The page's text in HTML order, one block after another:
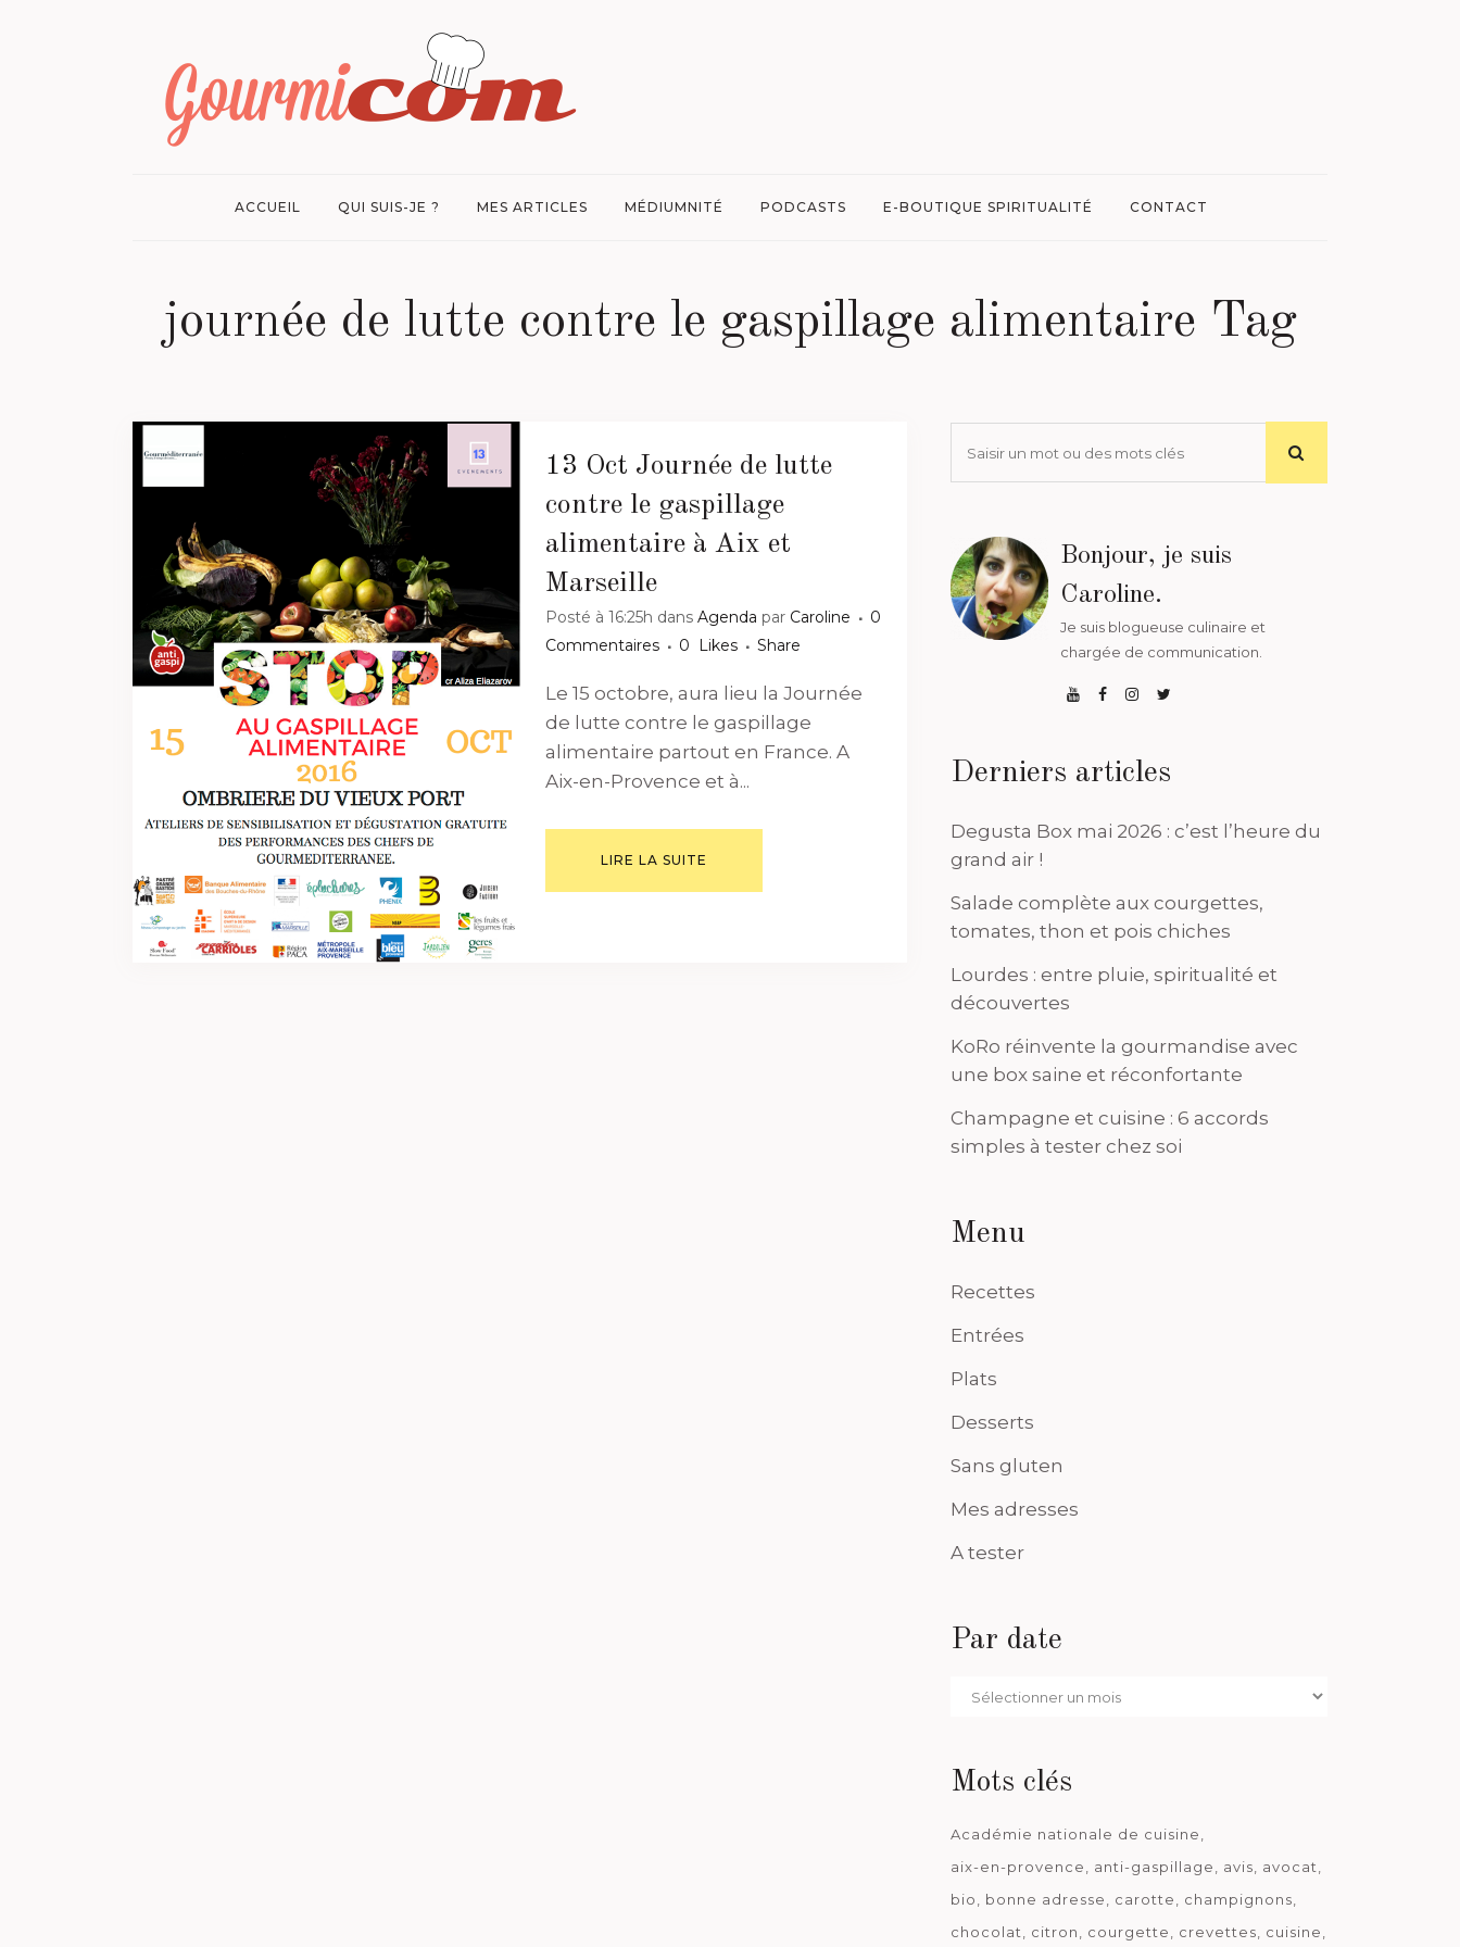
ACCUEIL QUI SUIS-JE ? MES ARTICLES MÉDIUMNITÉ PODCASTS E-BOUTIQUE SPIRITUALITÉ CONTACT
journée de lutte contre le gaspillage alimentaire Tag
13 Oct Journée de lutte
contre le gaspillage
alimentaire à Aix et
Marseille
Posté à 16:25h dans Agenda par Caroline
0
Commentaires
0 Likes Share
Le 15 octobre, aura lieu la Journée
de lutte contre le gaspillage
alimentaire partout en France. A
Aix-en-Provence et à...
LIRE LA SUITE
Bonjour, je suis
Caroline.
Je suis blogueuse culinaire et
chargée de communication.
Derniers articles
Degusta Box mai 2026 : c’est l’heure du
grand air !
Salade complète aux courgettes,
tomates, thon et pois chiches
Lourdes : entre pluie, spiritualité et
découvertes
KoRo réinvente la gourmandise avec
une box saine et réconfortante
Champagne et cuisine : 6 accords
simples à tester chez soi
Menu
Recettes
Entrées
Plats
Desserts
Sans gluten
Mes adresses
A tester
Par date
Par
Mots clés
Académie nationale de cuisine
aix-en-provence
anti-gaspillage avis
avocat
bio
bonne adresse carotte
champignons
chocolat
citron courgette crevettes
cuisine